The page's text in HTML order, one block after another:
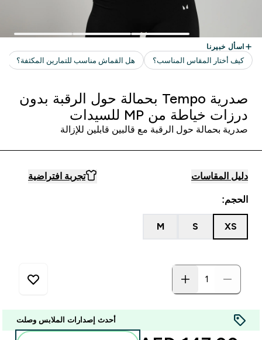
صدرية Tempo بحمالة حول الرقبة بدون
درزات خياطة من MP للسيدات
صدرية بحمالة حول الرقبة مع قالبين قابلين للإزالة
دليل المقاسات تجربة افتراضية
الحجم:
XS
S
M
أحدث إصدارات الملابس وصلت